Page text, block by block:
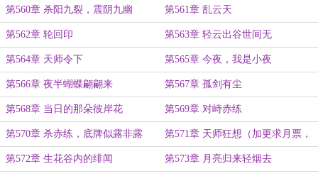
第560章 杀阳九裂，震阴九幽 第561章 乱云天
第562章 轮回印 第563章 轻云出谷世间无
第564章 天师令下 第565章 今夜，我是小夜
第566章 夜半蝴蝶翩翩来 第567章 孤剑有尘
第568章 当日的那朵彼岸花 第569章 对峙赤练
第570章 杀赤练，底牌似露非露 第571章 天师狂想（加更求月票，
能清空票仓否？）
第572章 生花谷内的绯闻 第573章 月亮归来轻烟去